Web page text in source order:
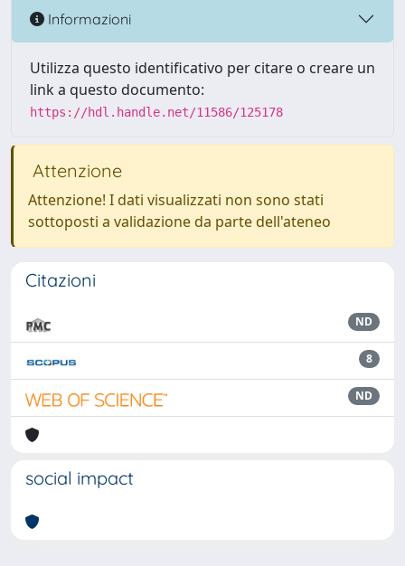
Informazioni
Utilizza questo identificativo per citare o creare un
link a questo documento:
https://hdl.handle.net/11586/125178
Attenzione
Attenzione! I dati visualizzati non sono stati
sottoposti a validazione da parte dell'ateneo
Citazioni
ND
8
ND
social impact